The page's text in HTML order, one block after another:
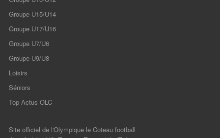
Groupe U15/U14
Groupe U17/U16
Groupe U7/U6
Groupe U9/U8
Loisirs
Séniors
Top Actus OLC
Site officiel de l'Olympique le Coteau football